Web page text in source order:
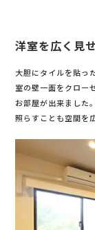
洋室を広く見
大胆にタイルを貼っ
室の壁一面をクロー
お部屋が出来ました
照らすことも空間を